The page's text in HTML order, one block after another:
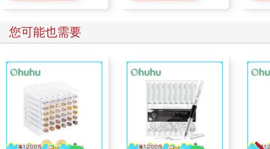
您可能也需要